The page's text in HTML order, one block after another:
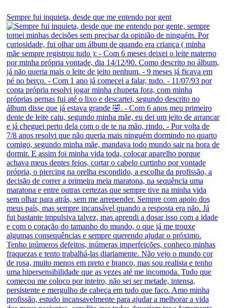
Sempre fui inquieta, desde que me entendo por gent